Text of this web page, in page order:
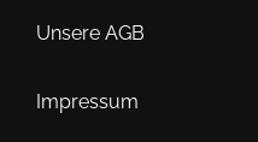
Unsere AGB
Impressum